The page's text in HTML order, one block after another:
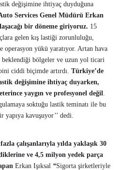
değişimine ihtiyaç duyduğuna
Services Genel Müdürü Erkan
bir döneme giriyoruz. 15
gelen kış lastiği zorunluluğu,
operasyon yükü yaratıyor. Artan hava
beklendiği bölgeler ve uzun yol ticari
ciddi biçimde artırdı. Türkiye’de
değişimine ihtiyaç duyarken,
yaygın ve profesyonel değil.
soktuğu lastik teminatı ile bu
kavuşuyor’’ dedi.
çalışanlarıyla yılda yaklaşık 30
ve 4,5 milyon yedek parça
Erkan Işıksal “Sigorta şirketleriyle